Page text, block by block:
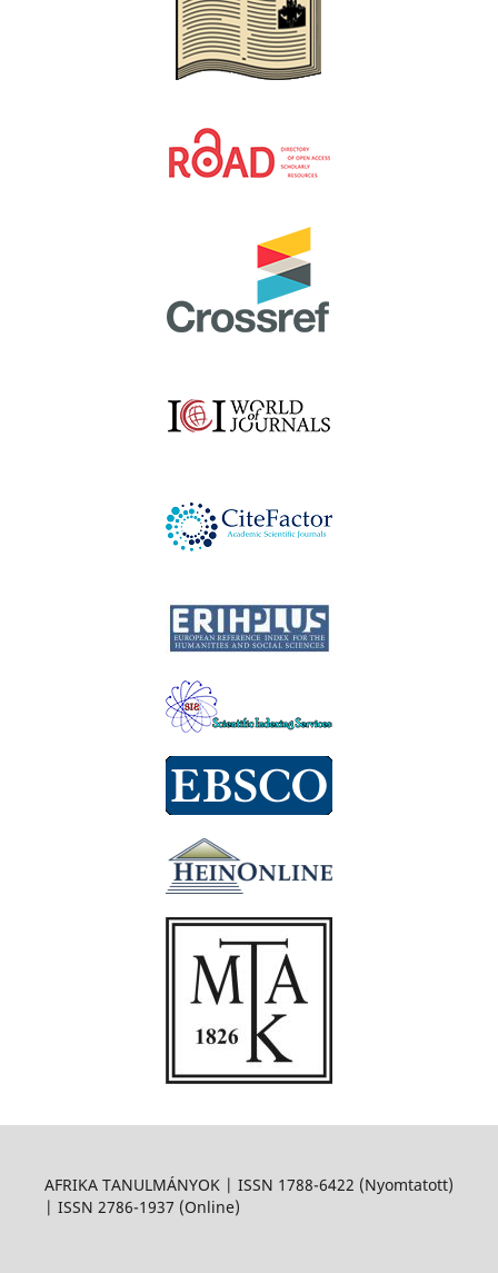
AFRIKA TANULMÁNYOK | ISSN 1788-6422 (Nyomtatott)
| ISSN 2786-1937 (Online)